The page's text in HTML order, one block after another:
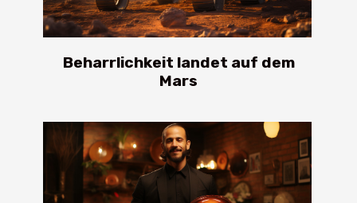
Beharrlichkeit landet auf dem
Mars